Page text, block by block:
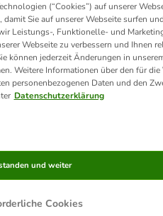
Lieferung
(“Cookies”) auf unserer
Sie auf unserer Webseite surfen
Leistungs-, Funktionelle- und
Webseite zu verbessern und Ihnen
können jederzeit Änderungen in
Weitere Informationen über den für die
personenbezogenen Daten und den
Datenschutzerklärung
Cookies
und weiter